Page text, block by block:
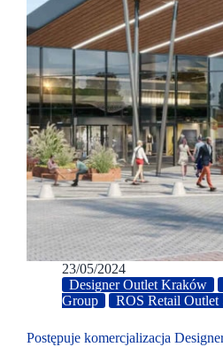
23/05/2024
Designer Outlet Kraków
Group
ROS Retail Outlet
Postępuje komercjalizacja